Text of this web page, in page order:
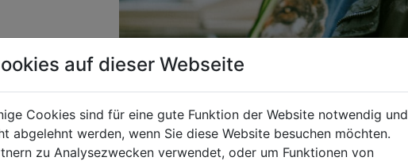
auf dieser Webseite
Cookies sind für eine gute Funktion der Website notwendig und
abgelehnt werden, wenn Sie diese Website besuchen möchten.
zu Analysezwecken verwendet, oder um Funktionen von